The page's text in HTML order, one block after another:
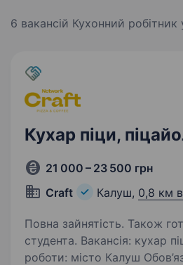
6 вакансій Кухонний робітник
Кухар піци,
21 000 – 23 500 грн
Craft
Калуш, 0,8 км
Повна зайнятість. Також
студента. Вакансія: кухар піци, піцейоло. Місто
роботи: місто Калуш Обов’язки: